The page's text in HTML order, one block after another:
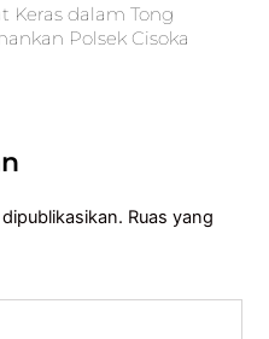
Keras dalam Tong
Polsek Cisoka
Ruas yang